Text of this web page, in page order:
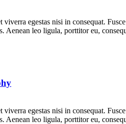
egestas nisi in consequat.
Aenean leo ligula, porttitor eu,
egestas nisi in consequat.
Aenean leo ligula, porttitor eu,